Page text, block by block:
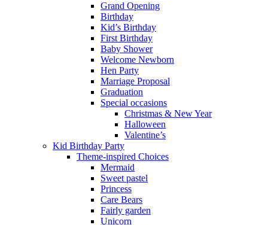
Grand Opening
Birthday
Kid’s Birthday
First Birthday
Baby Shower
Welcome Newborn
Hen Party
Marriage Proposal
Graduation
Special occasions
Christmas & New Year
Halloween
Valentine’s
Kid Birthday Party
Theme-inspired Choices
Mermaid
Sweet pastel
Princess
Care Bears
Fairly garden
Unicorn